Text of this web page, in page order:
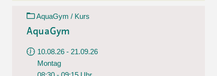
AquaGym / Kurs
AquaGym
10.08.26 - 21.09.26
Montag